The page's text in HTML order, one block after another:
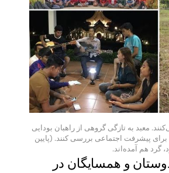
معبد به تازگی گروهی از راهبان بودایی
پیشرفت اجتماعی بررسی کنند. (پایین
گرد هم آمده‌اند.
و همسایگان در